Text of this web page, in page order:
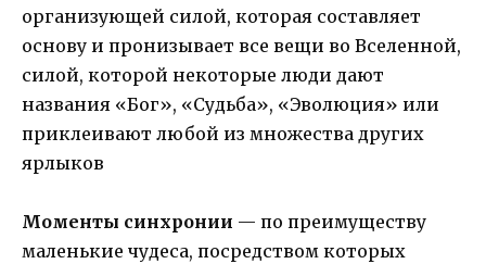
организующей силой, которая составляет
основу и пронизывает все вещи во Вселенной,
силой, которой некоторые люди дают
названия «Бог», «Судьба», «Эволюция» или
приклеивают любой из множества других
ярлыков
Моменты синхронии — по преимуществу
маленькие чудеса, посредством которых